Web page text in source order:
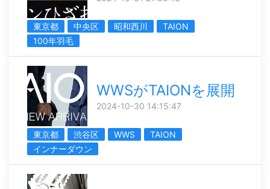
東京都 中央区 昭和西川
TAION
100年羽毛
WWSがTAIONを展開
2024-10-30 14:15:47
東京都 渋谷区 WWS
TAION
インナーダウン